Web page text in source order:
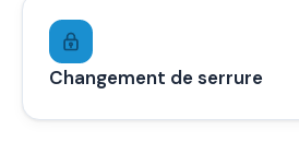
Changement de serrure